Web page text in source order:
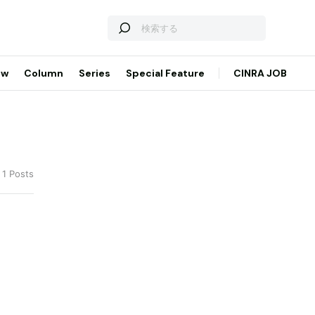
Column Series Special Feature CINRA JOB
Posts